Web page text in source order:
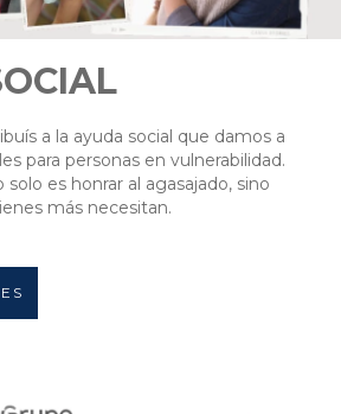
a la ayuda social que damos a
para personas en vulnerabilidad.
es honrar al agasajado, sino
más necesitan.